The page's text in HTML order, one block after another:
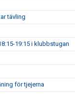
tävling
19:15 i klubbstugan
för tjejerna